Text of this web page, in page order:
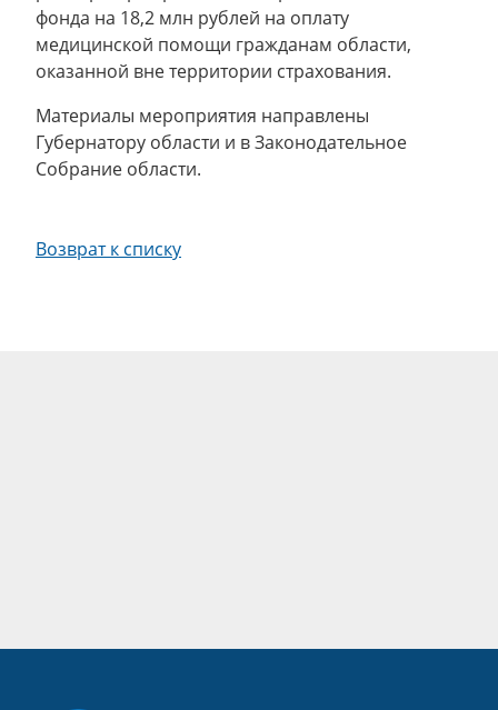
фонда на 18,2 млн рублей на оплату
медицинской помощи гражданам области,
оказанной вне территории страхования.
Материалы мероприятия направлены
Губернатору области и в Законодательное
Собрание области.
Возврат к списку